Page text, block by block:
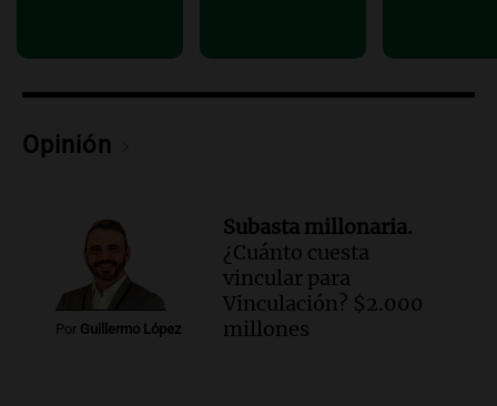
Opinión
Por Guillermo López
Subasta millonaria.
¿Cuánto cuesta
vincular para
Vinculación? $2.000
millones